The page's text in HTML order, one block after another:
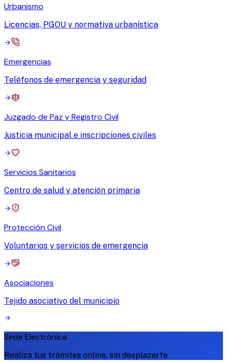
Urbanismo
Licencias, PGOU y normativa urbanística
Emergencias
Teléfonos de emergencia y seguridad
Juzgado de Paz y Registro Civil
Justicia municipal e inscripciones civiles
Servicios Sanitarios
Centro de salud y atención primaria
Protección Civil
Voluntarios y servicios de emergencia
Asociaciones
Tejido asociativo del municipio
Sede Electrónica
Realiza tus trámites online, sin desplazarte